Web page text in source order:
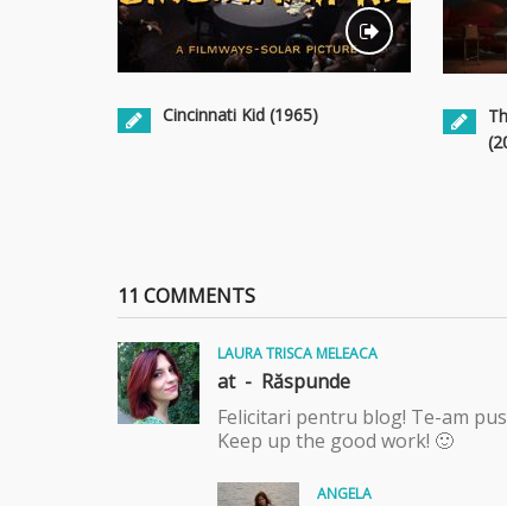
Cincinnati Kid (1965)
11 COMMENTS
LAURA TRISCA MELEACA
at - Răspunde
Felicitari pentru blog! Te-am
Keep up the good work! 🙂
ANGELA